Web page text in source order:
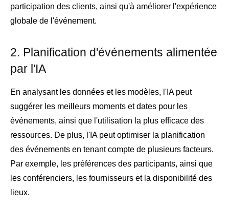
participation des clients, ainsi qu'à améliorer l'expérience
globale de l'événement.
2. Planification d'événements alimentée
par l'IA
En analysant les données et les modèles, l'IA peut
suggérer les meilleurs moments et dates pour les
événements, ainsi que l'utilisation la plus efficace des
ressources. De plus, l'IA peut optimiser la planification
des événements en tenant compte de plusieurs facteurs.
Par exemple, les préférences des participants, ainsi que
les conférenciers, les fournisseurs et la disponibilité des
lieux.